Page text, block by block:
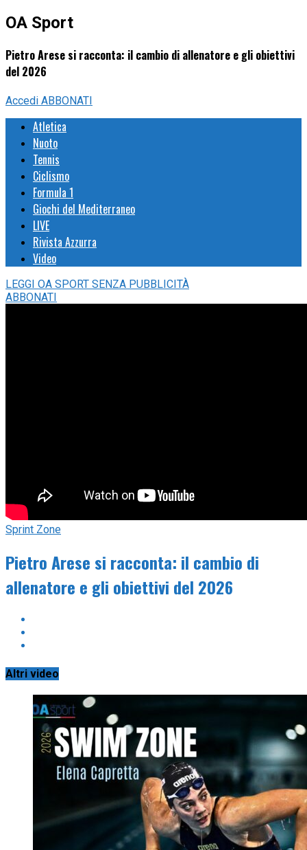
OA Sport
Pietro Arese si racconta: il cambio di allenatore e gli obiettivi
del 2026
Accedi ABBONATI
Atletica
Nuoto
Tennis
Ciclismo
Formula 1
Giochi del Mediterraneo
LIVE
Rivista Azzurra
Video
LEGGI OA SPORT SENZA PUBBLICITÀ
ABBONATI
Sprint Zone
Pietro Arese si racconta: il cambio di
allenatore e gli obiettivi del 2026
Altri video